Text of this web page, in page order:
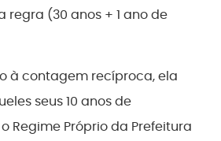
regra (30 anos + 1 ano de
à contagem recíproca, ela
seus 10 anos de
Regime Próprio da Prefeitura